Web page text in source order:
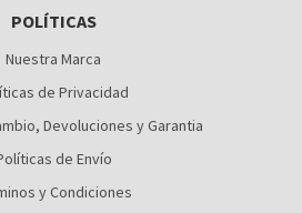
POLÍTICAS
Nuestra Marca
de Privacidad
Devoluciones y Garantia
de Envío
y Condiciones